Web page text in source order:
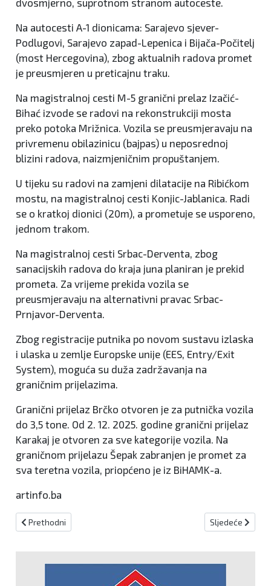
Na autocesti A-1 dionicama: Sarajevo sjever-
Podlugovi, Sarajevo zapad-Lepenica i Bijača-Počitelj
(most Hercegovina), zbog aktualnih radova promet
je preusmjeren u preticajnu traku.
Na magistralnoj cesti M-5 granični prelaz Izačić-
Bihać izvode se radovi na rekonstrukciji mosta
preko potoka Mrižnica. Vozila se preusmjeravaju na
privremenu obilazinicu (bajpas) u neposrednoj
blizini radova, naizmjeničnim propuštanjem.
U tijeku su radovi na zamjeni dilatacije na Ribićkom
mostu, na magistralnoj cesti Konjic-Jablanica. Radi
se o kratkoj dionici (20m), a prometuje se usporeno,
jednom trakom.
Na magistralnoj cesti Srbac-Derventa, zbog
sanacijskih radova do kraja juna planiran je prekid
prometa. Za vrijeme prekida vozila se
preusmjeravaju na alternativni pravac Srbac-
Prnjavor-Derventa.
Zbog registracije putnika po novom sustavu izlaska
i ulaska u zemlje Europske unije (EES, Entry/Exit
System), moguća su duža zadržavanja na
graničnim prijelazima.
Granični prijelaz Brčko otvoren je za putnička vozila
do 3,5 tone. Od 2. 12. 2025. godine granični prijelaz
Karakaj je otvoren za sve kategorije vozila. Na
graničnom prijelazu Šepak zabranjen je promet za
sva teretna vozila, priopćeno je iz BiHAMK-a.
artinfo.ba
Prethodni članak: Pola stoljeća svećeništva mons. Franje Topića
Prethodni Sljedeći
Sljedeće